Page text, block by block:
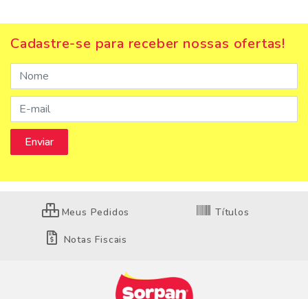
Cadastre-se para receber nossas ofertas!
Meus Pedidos Títulos
Notas Fiscais